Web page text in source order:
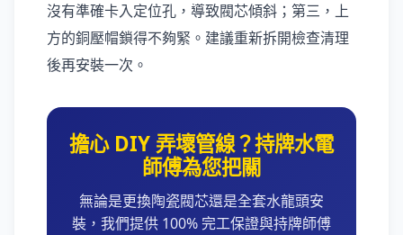
沒有準確卡入定位孔，導致閥芯傾斜；第三，上
方的銅壓帽鎖得不夠緊。建議重新拆開檢查清理
後再安裝一次。
擔心 DIY 弄壞管線？持牌水電
師傅為您把關
無論是更換陶瓷閥芯還是全套水龍頭安
裝，我們提供 100% 完工保證與持牌師傅